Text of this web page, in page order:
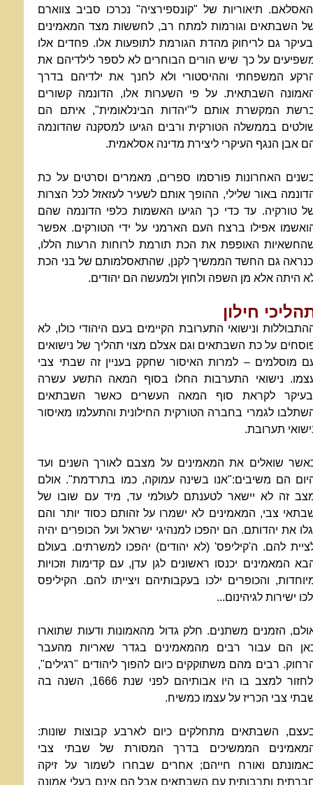
תיאוריות של "קונספירציה" נכרכו סביב צווארם
השבתאים וגורמות למתח רב, לחששות מצד המאמינים
גם לריחוק מהדת הגורמת לתופעות אלו. פחדים אלו
על כך שיש הורים הבוחרים לא לספר לילדיהם את
המשפחתי וההיסטורי ולא לחנך את ילדיהם בדרך
השבתאית. על פי השערות אלו, הדונמה קשורים
המקשרת אותם ל"יהדות הבינלאומית", איתם הם
בממשלה הטורקית ורבים הגיעו למסקנה שהדונמה
אבן הנגף העיקרי ליצירת מדינה אסלאמית.
האחרונות פורסמו ספרים, מאמרים וסרטים על כת
באור שלילי, ההופך אותם לשעיר לעזאזל לכל הצרות
טורקיה. עד כדי כך הגיעו האשמות כלפי הדונמה שהם
אפילו ברצח העם הארמני על ידי הטורקים. אפשר
האופפת את הכת תורמת לרוחות הרעות הללו,
גם החשד הממשיך לקנן, שהתאסלמותם של בני הכת
היתה אלא מן השפה ולחוץ ולמעשה הם יהודים.
חילון
ונישואי התערובת הקיימים בעם היהודי כולו, לא
על כת השבתאים וגם אצלם מצוי תהליך של נישואים
מוסלמים – למרות האיסור שחקק בעניין זה שבתי צבי
נישואי התערבות החלו בסוף המאה התשע עשרה
לקראת סוף המאה העשרים כאשר השבתאים
לגמרי בחברה הטורקית החילונית והתעלמו מאיסור
תערובת.
שואלים את המאמינים על מצבם לאורך השנים ועד
הם משיבים:"אנו בשינה עמוקה, כמו בתרדמת". אולם
זה לא יישאר לטענתם לעולמי עד, מיד עם שובו של
צבי, המאמינים לא ישמרו על זהותם כסוד יותר והם
את יהדותם. הם יהפכו למנהיגי ישראל ועל הכופרים יהיה
להם. ה'קיליפס' (לא יהודים) יהפכו למשרתים. בעולם
המאמינים יכנסו ראשונים לגן עדן, עם קדימות וזכויות
והכופרים ילכו בעקבותיהם ויצייתו להם. הקיליפס
ישירות לגיהינום...
הזמנים משתנים. חלק גדול מהאמונות ודעות שתוארו
הם עבור רבים מהמאמינים בגדר שאריות מהעבר
רבים מהם משתוקקים כיום להפוך ליהודים "רגילים",
ולחזור למצב בו היו אבותיהם לפני שנת 1666, השנה בה
צבי הכריז על עצמו כמשיח.
השבתאים מתחלקים כיום לארבע קבוצות שונות:
הממשיכים בדרך המסורת של שבתי צבי
ואורח חייהם; אחרים שבחרו לשמור על זיקה
ותרבותית עם השבתאים אבל הם אינם בעלי אמונה